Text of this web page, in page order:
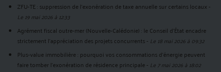
ZFU-TE : suppression de l’exonération de taxe annuelle sur certains locaux-
Le 19 mai 2026 à 12:33
Agrément fiscal outre-mer (Nouvelle-Calédonie) : le Conseil d’État encadre
strictement l’appréciation des projets concurrents- Le 18 mai 2026 à 09:32
Plus-value immobilière : pourquoi vos consommations d’énergie peuvent
faire tomber l’exonération de résidence principale- Le 7 mai 2026 à 18:02